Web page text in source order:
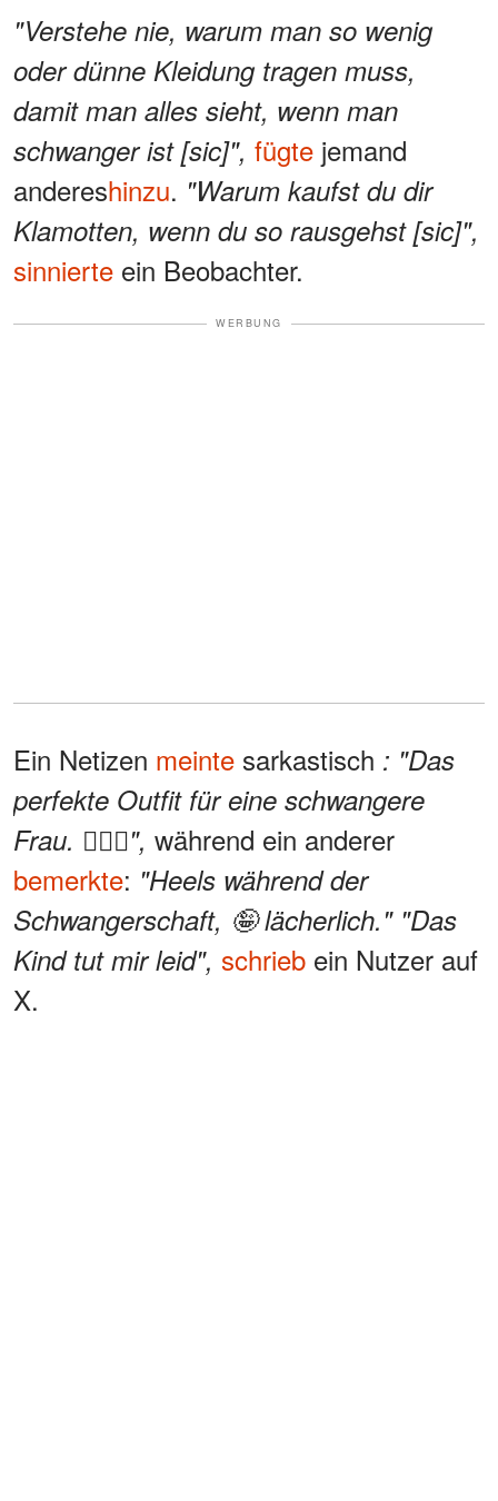
"Verstehe nie, warum man so wenig
oder dünne Kleidung tragen muss,
damit man alles sieht, wenn man
schwanger ist [sic]", fügte jemand
andereshinzu. "Warum kaufst du dir
Klamotten, wenn du so rausgehst [sic]",
sinnierte ein Beobachter.
WERBUNG
Ein Netizen meinte sarkastisch : "Das
perfekte Outfit für eine schwangere
Frau. 🤦🏽‍♀️", während ein anderer
bemerkte: "Heels während der
Schwangerschaft, 🤪 lächerlich." "Das
Kind tut mir leid", schrieb ein Nutzer auf
X.